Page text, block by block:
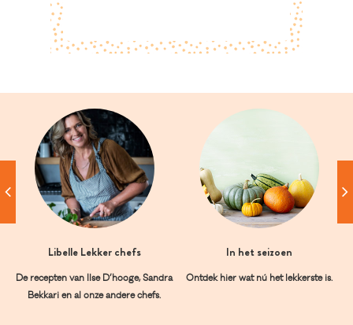
Libelle Lekker chefs
De recepten van Ilse D’hooge, Sandra
Bekkari en al onze andere chefs.
In het seizoen
Ontdek hier wat nú het lekkerste is.